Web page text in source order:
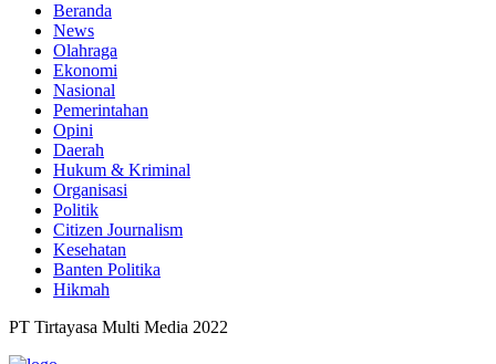
Beranda
News
Olahraga
Ekonomi
Nasional
Pemerintahan
Opini
Daerah
Hukum & Kriminal
Organisasi
Politik
Citizen Journalism
Kesehatan
Banten Politika
Hikmah
PT Tirtayasa Multi Media 2022